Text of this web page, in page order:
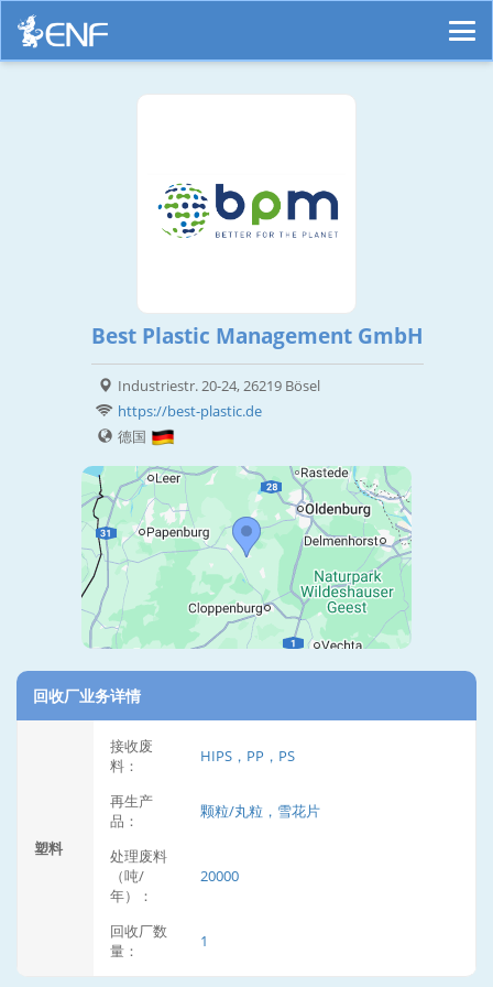
Best Plastic Management GmbH
Industriestr. 20-24, 26219 Bösel
https://best-plastic.de
德国
回收厂业务详情
塑料
接收废
料：
HIPS，PP，PS
再生产
品：
颗粒/丸粒，雪花片
处理废料
（吨/
年）：
20000
回收厂数
量：
1